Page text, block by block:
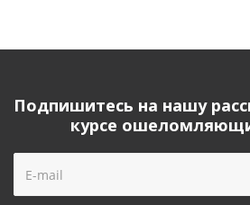
Подпишитесь на нашу
курсе